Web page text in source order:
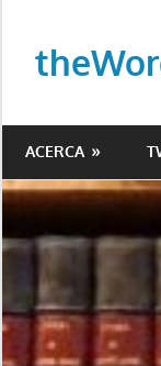
contenido
modulos
para
ACERCA